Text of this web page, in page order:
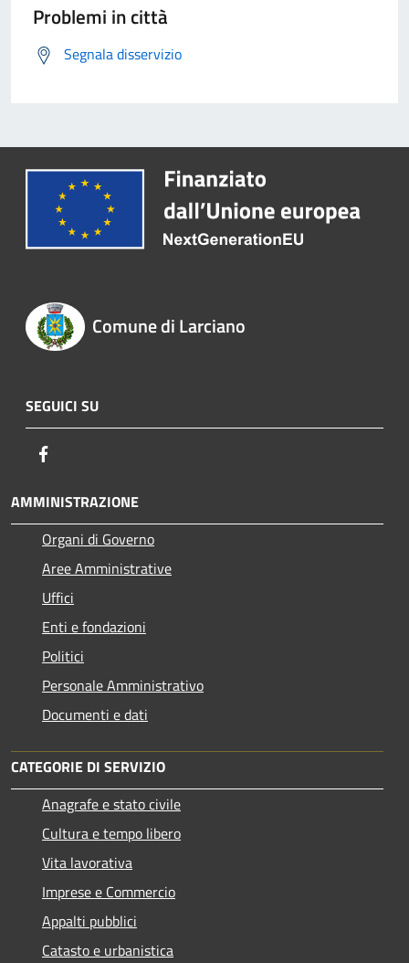
Problemi in città
Segnala disservizio
Comune di Larciano
SEGUICI SU
AMMINISTRAZIONE
Organi di Governo
Aree Amministrative
Uffici
Enti e fondazioni
Politici
Personale Amministrativo
Documenti e dati
CATEGORIE DI SERVIZIO
Anagrafe e stato civile
Cultura e tempo libero
Vita lavorativa
Imprese e Commercio
Appalti pubblici
Catasto e urbanistica